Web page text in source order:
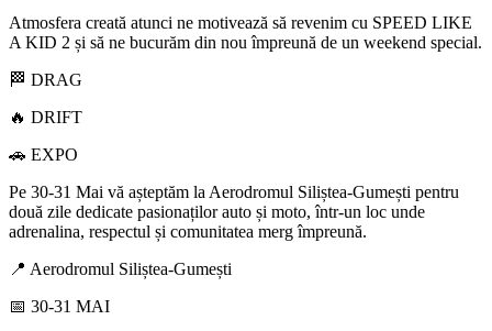
Atmosfera creată atunci ne motivează să revenim cu SPEED LIKE
A KID 2 și să ne bucurăm din nou împreună de un weekend special.
🏁 DRAG
🔥 DRIFT
🚗 EXPO
Pe 30-31 Mai vă așteptăm la Aerodromul Siliștea-Gumești pentru
două zile dedicate pasionaților auto și moto, într-un loc unde
adrenalina, respectul și comunitatea merg împreună.
📍 Aerodromul Siliștea-Gumești
📅 30-31 MAI